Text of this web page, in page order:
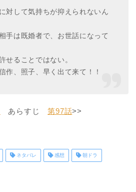
対して気持ちが抑えられないん
手は既婚者で、お世話になって
せることではない。
作、照子、早く出て来て！！
あらすじ第97話>>
ネタバレ 感想 朝ドラ